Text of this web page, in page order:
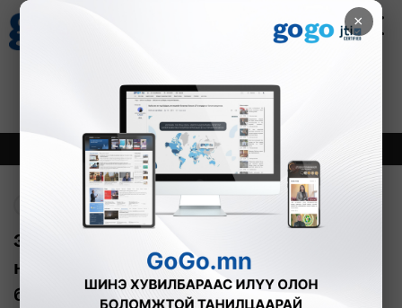
×
Зурхай
8.07
Онцлох Шинэ
Зам тээврийн осол 5-29 насны дунд
нас баралтын тэргүүлэх шалтгаан
болдог